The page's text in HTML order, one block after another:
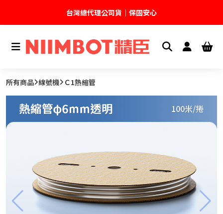
🚚 全館現貨供應｜快速出貨不久等
💬 加入官方 LINE｜不定期領取專屬優惠
限時單筆滿＄８９９超商免運
所有商品 線號機 Ｃ1熱縮管